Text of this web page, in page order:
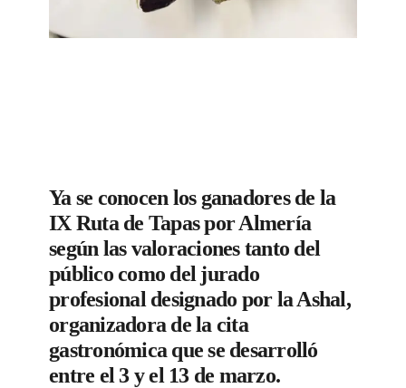
Ya se conocen los ganadores de la
IX Ruta de Tapas por Almería
según las valoraciones tanto del
público como del jurado
profesional designado por la Ashal,
organizadora de la cita
gastronómica que se desarrolló
entre el 3 y el 13 de marzo.